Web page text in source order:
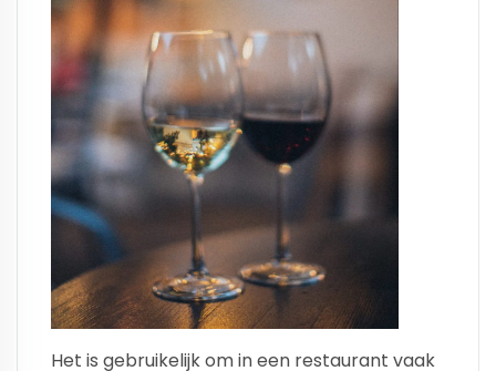
Het is gebruikelijk om in een restaurant vaak